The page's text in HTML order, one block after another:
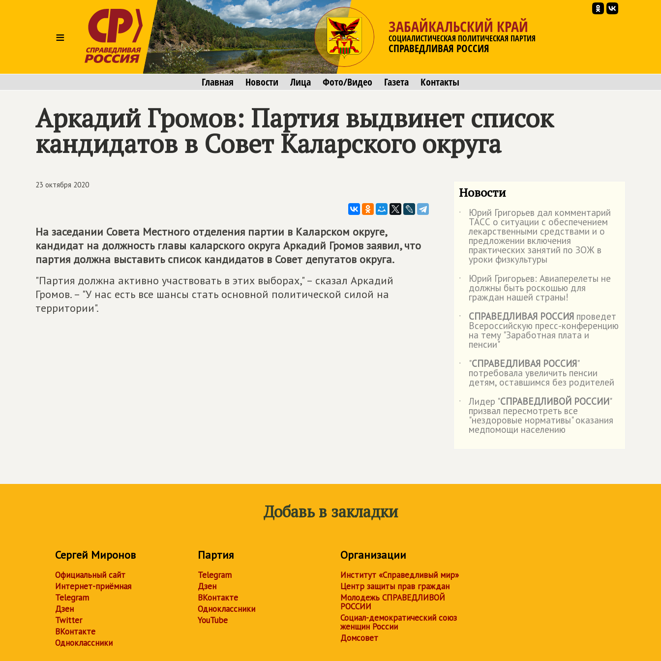
≡
ЗАБАЙКАЛЬСКИЙ КРАЙ
СОЦИАЛИСТИЧЕСКАЯ ПОЛИТИЧЕСКАЯ ПАРТИЯ
СПРАВЕДЛИВАЯ РОССИЯ
Главная Новости Лица Фото/Видео Газета Контакты
Аркадий Громов: Партия выдвинет список
кандидатов в Совет Каларского округа
23 октября 2020
На заседании Совета Местного отделения партии в Каларском округе,
кандидат на должность главы каларского округа Аркадий Громов заявил, что
партия должна выставить список кандидатов в Совет депутатов округа.
"Партия должна активно участвовать в этих выборах," – сказал Аркадий
Громов. – "У нас есть все шансы стать основной политической силой на
территории".
Новости
˙ Юрий Григорьев дал комментарий
ТАСС о ситуации с обеспечением
лекарственными средствами и о
предложении включения
практических занятий по ЗОЖ в
уроки физкультуры
˙
Юрий Григорьев: Авиаперелеты не
должны быть роскошью для
граждан нашей страны!
˙
СПРАВЕДЛИВАЯ РОССИЯ проведет
Всероссийскую пресс-конференцию
на тему "Заработная плата и
пенсии"
˙
"СПРАВЕДЛИВАЯ РОССИЯ"
потребовала увеличить пенсии
детям, оставшимся без родителей
˙
Лидер "СПРАВЕДЛИВОЙ РОССИИ"
призвал пересмотреть все
"нездоровые нормативы" оказания
медпомощи населению
Добавь в закладки
Сергей Миронов
Официальный сайт
Интернет-приёмная
Telegram
Дзен
Twitter
ВКонтакте
Одноклассники
Партия
Telegram
Дзен
ВКонтакте
Одноклассники
YouTube
Организации
Институт «Справедливый мир»
Центр защиты прав граждан
Молодежь СПРАВЕДЛИВОЙ
РОССИИ
Социал-демократический союз
женщин России
Домсовет